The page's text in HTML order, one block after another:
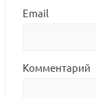
Email
Комментарий